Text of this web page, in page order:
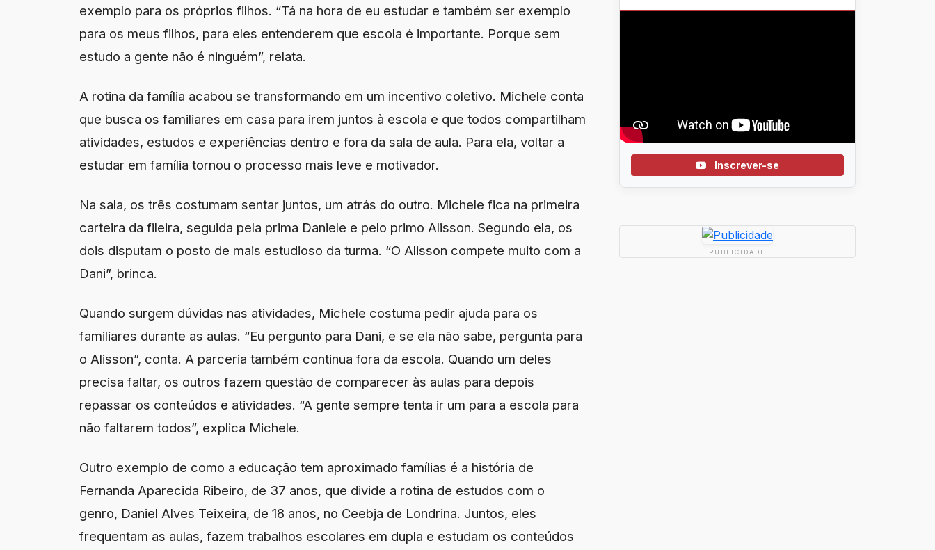
exemplo para os próprios filhos. “Tá na hora de eu estudar e também ser exemplo
para os meus filhos, para eles entenderem que escola é importante. Porque sem
estudo a gente não é ninguém”, relata.
A rotina da família acabou se transformando em um incentivo coletivo. Michele conta
que busca os familiares em casa para irem juntos à escola e que todos compartilham
atividades, estudos e experiências dentro e fora da sala de aula. Para ela, voltar a
estudar em família tornou o processo mais leve e motivador.
Na sala, os três costumam sentar juntos, um atrás do outro. Michele fica na primeira
carteira da fileira, seguida pela prima Daniele e pelo primo Alisson. Segundo ela, os
dois disputam o posto de mais estudioso da turma. “O Alisson compete muito com a
Dani”, brinca.
Quando surgem dúvidas nas atividades, Michele costuma pedir ajuda para os
familiares durante as aulas. “Eu pergunto para Dani, e se ela não sabe, pergunta para
o Alisson”, conta. A parceria também continua fora da escola. Quando um deles
precisa faltar, os outros fazem questão de comparecer às aulas para depois
repassar os conteúdos e atividades. “A gente sempre tenta ir um para a escola para
não faltarem todos”, explica Michele.
Outro exemplo de como a educação tem aproximado famílias é a história de
Fernanda Aparecida Ribeiro, de 37 anos, que divide a rotina de estudos com o
genro, Daniel Alves Teixeira, de 18 anos, no Ceebja de Londrina. Juntos, eles
frequentam as aulas, fazem trabalhos escolares em dupla e estudam os conteúdos
Inscrever-se
PUBLICIDADE